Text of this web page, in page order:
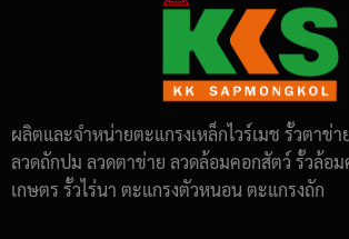
ผลิตและจำหน่ายตะแกรงเหล็กไวร์เมช รั้วตาข่
ลวดถักปม ลวดตาข่าย ลวดล้อมคอกสัตว์ รั้วล้อม
เกษตร รั้วไร่นา ตะแกรงตัวหนอน ตะแกรงถัก